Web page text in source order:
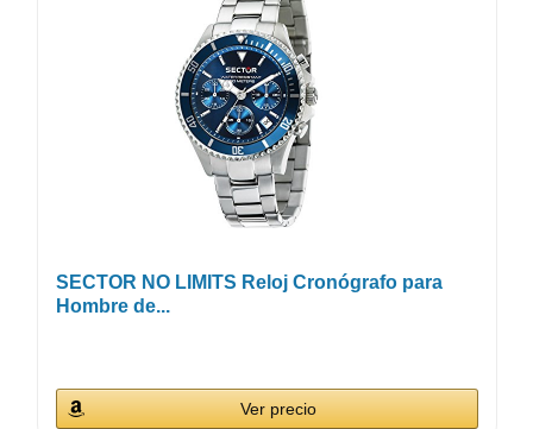
SECTOR NO LIMITS Reloj Cronógrafo para
Hombre de...
Ver precio